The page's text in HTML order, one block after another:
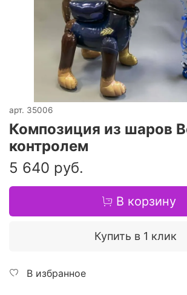
арт. 35006
Композиция из шаров
контролем
5 640 руб.
В корзину
Купить в 1 клик
В избранное